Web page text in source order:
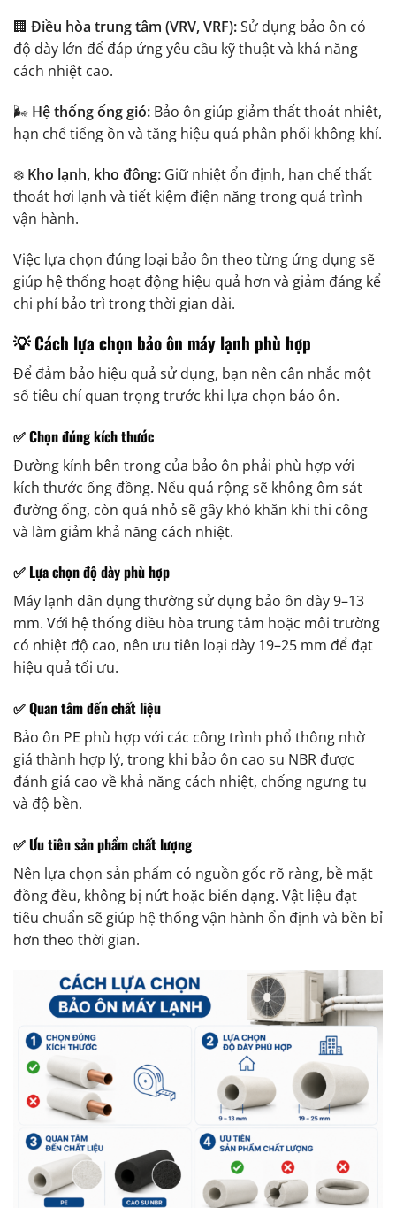
🏢 Điều hòa trung tâm (VRV, VRF):Sử dụng bảo ôn có
độ dày lớn để đáp ứng yêu cầu kỹ thuật và khả năng
cách nhiệt cao.
🌬️ Hệ thống ống gió: Bảo ôn giúp giảm thất thoát nhiệt,
hạn chế tiếng ồn và tăng hiệu quả phân phối không khí.
❄️ Kho lạnh, kho đông: Giữ nhiệt ổn định, hạn chế thất
thoát hơi lạnh và tiết kiệm điện năng trong quá trình
vận hành.
Việc lựa chọn đúng loại bảo ôn theo từng ứng dụng sẽ
giúp hệ thống hoạt động hiệu quả hơn và giảm đáng kể
chi phí bảo trì trong thời gian dài.
💡 Cách lựa chọn bảo ôn máy lạnh phù hợp
Để đảm bảo hiệu quả sử dụng, bạn nên cân nhắc một
số tiêu chí quan trọng trước khi lựa chọn bảo ôn.
✅ Chọn đúng kích thước
Đường kính bên trong của bảo ôn phải phù hợp với
kích thước ống đồng. Nếu quá rộng sẽ không ôm sát
đường ống, còn quá nhỏ sẽ gây khó khăn khi thi công
và làm giảm khả năng cách nhiệt.
✅ Lựa chọn độ dày phù hợp
Máy lạnh dân dụng thường sử dụng bảo ôn dày 9–13
mm. Với hệ thống điều hòa trung tâm hoặc môi trường
có nhiệt độ cao, nên ưu tiên loại dày 19–25 mm để đạt
hiệu quả tối ưu.
✅ Quan tâm đến chất liệu
Bảo ôn PE phù hợp với các công trình phổ thông nhờ
giá thành hợp lý, trong khi bảo ôn cao su NBR được
đánh giá cao về khả năng cách nhiệt, chống ngưng tụ
và độ bền.
✅ Ưu tiên sản phẩm chất lượng
Nên lựa chọn sản phẩm có nguồn gốc rõ ràng, bề mặt
đồng đều, không bị nứt hoặc biến dạng. Vật liệu đạt
tiêu chuẩn sẽ giúp hệ thống vận hành ổn định và bền bỉ
hơn theo thời gian.